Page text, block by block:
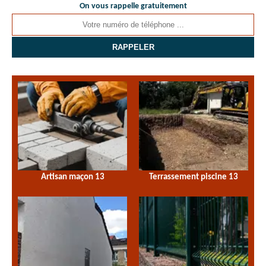
On vous rappelle gratuitement
Artisan maçon 13 Terrassement piscine 13